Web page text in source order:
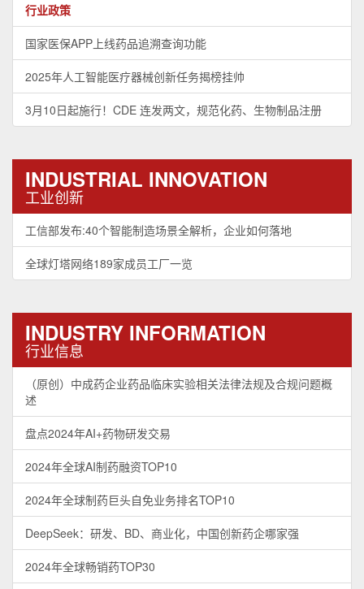
行业政策
国家医保APP上线药品追溯查询功能
2025年人工智能医疗器械创新任务揭榜挂帅
3月10日起施行！CDE 连发两文，规范化药、生物制品注册
INDUSTRIAL INNOVATION
工业创新
工信部发布:40个智能制造场景全解析，企业如何落地
全球灯塔网络189家成员工厂一览
INDUSTRY INFORMATION
行业信息
（原创）中成药企业药品临床实验相关法律法规及合规问题概
述
盘点2024年AI+药物研发交易
2024年全球AI制药融资TOP10
2024年全球制药巨头自免业务排名TOP10
DeepSeek：研发、BD、商业化，中国创新药企哪家强
2024年全球畅销药TOP30